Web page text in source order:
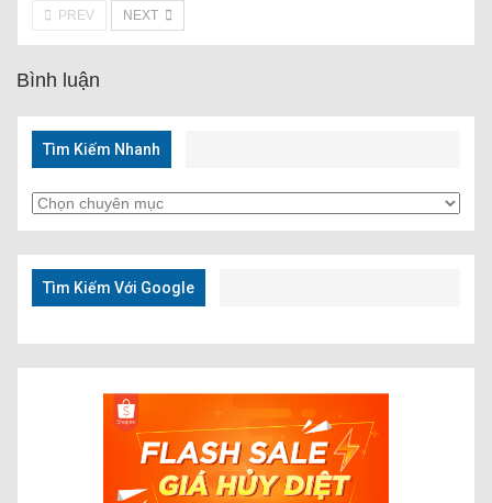
PREV NEXT
Bình luận
Tìm Kiếm Nhanh
Tìm
Kiếm
Nhanh
Tìm Kiếm Với Google